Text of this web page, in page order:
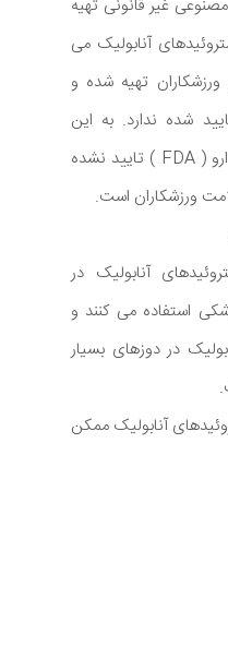
غیر قانونی تهیه
آنابولیک می
تهیه شده و
شده ندارد. به این
دلیل، آنها توسط اداره غذا و دارو ( FDA ) تایید نشده
ورزشکاران است.
آنابولیک در
استفاده می کنند و
در دوزهای بسیار
آنابولیک ممکن